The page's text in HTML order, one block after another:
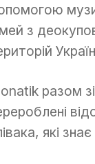
з
разом
які